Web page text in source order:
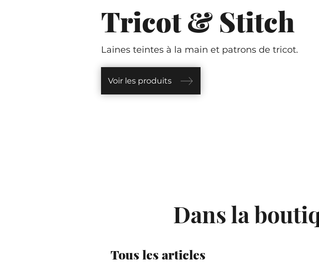
Tricot & Stitch
Laines teintes à la main et patrons de tricot.
Voir les produits
Dans la
Tous les articles